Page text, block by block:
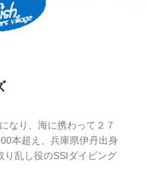
なり、海に携わって２７
本超え、兵庫県伊丹出身
り乱し役のSSIダイビング